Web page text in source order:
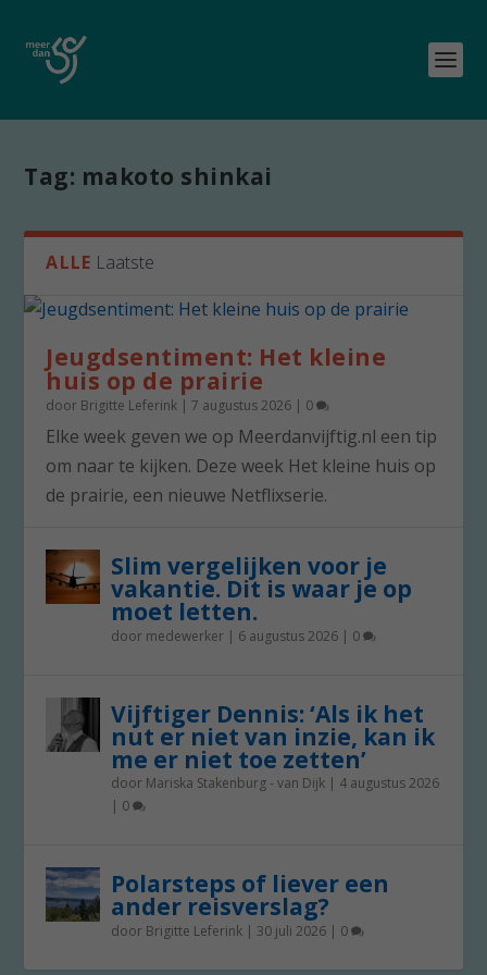
Tag: makoto shinkai
ALLE Laatste
Jeugdsentiment: Het kleine
huis op de prairie
door Brigitte Leferink |7 augustus 2026 | 0
Elke week geven we op Meerdanvijftig.nl een tip
om naar te kijken. Deze week Het kleine huis op
de prairie, een nieuwe Netflixserie.
Slim vergelijken voor je
vakantie. Dit is waar je op
moet letten.
door medewerker | 6 augustus 2026 | 0
Vijftiger Dennis: ‘Als ik het
nut er niet van inzie, kan ik
me er niet toe zetten’
door Mariska Stakenburg - van Dijk | 4 augustus 2026
| 0
Polarsteps of liever een
ander reisverslag?
door Brigitte Leferink | 30 juli 2026 | 0